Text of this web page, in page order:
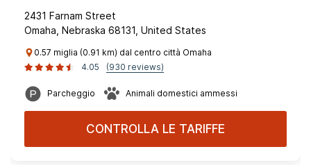
2431 Farnam Street
Omaha, Nebraska 68131, United States
0.57 miglia (0.91 km) dal centro città Omaha
4.05
(930 reviews)
Parcheggio Animali domestici ammessi
CONTROLLA LE TARIFFE